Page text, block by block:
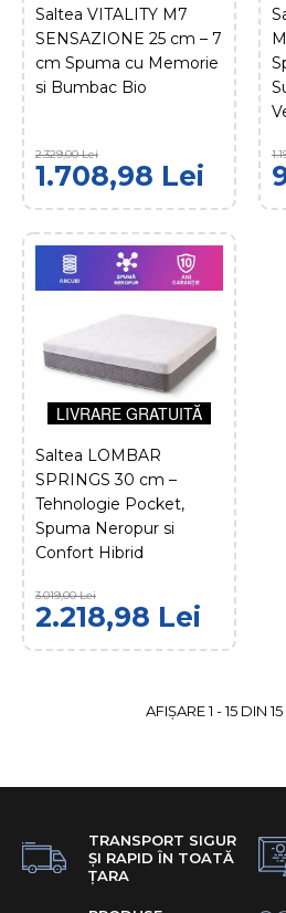
LIVRARE GRATUITĂ
25
Wool
Lei
LIVRARE GRATUITĂ
Lei
Saltea VITALITY M7
SENSAZIONE 25 cm – 7
cm Spuma cu Memorie
si Bumbac Bio
2.329,00 Lei
1.708,98 Lei
LIVRARE GRATUITĂ
Saltea LOMBAR
SPRINGS 30 cm –
Tehnologie Pocket,
Spuma Neropur si
Confort Hibrid
3.019,00 Lei
2.218,98 Lei
AFIŞARE 1 - 15 DIN
TRANSPORT SIGUR
ȘI RAPID ÎN TOATĂ
ȚARA